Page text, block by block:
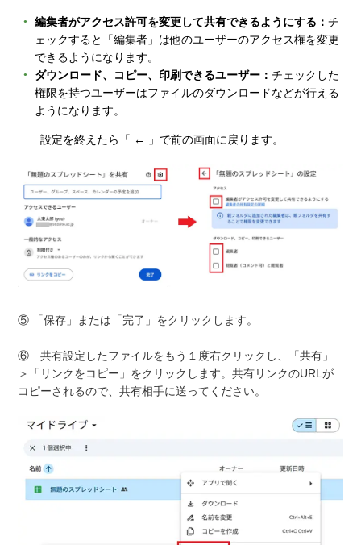
編集者がアクセス許可を変更して共有できるようにする：チ
ェックすると「編集者」は他のユーザーのアクセス権を変更
できるようになります。
ダウンロード、コピー、印刷できるユーザー：チェックした
権限を持つユーザーはファイルのダウンロードなどが行える
ようになります。
設定を終えたら「 ← 」で前の画面に戻ります。
⑤ 「保存」または「完了」をクリックします。
⑥ 共有設定したファイルをもう１度右クリックし、「共有」
＞「リンクをコピー」をクリックします。共有リンクのURLが
コピーされるので、共有相手に送ってください。